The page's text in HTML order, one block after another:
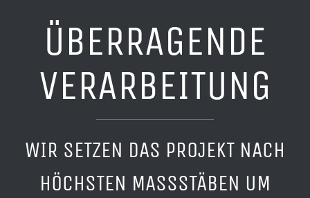
ÜBERRAGENDE
VERARBEITUNG
WIR SETZEN DAS PROJEKT NACH
HÖCHSTEN MASSSTÄBEN UM